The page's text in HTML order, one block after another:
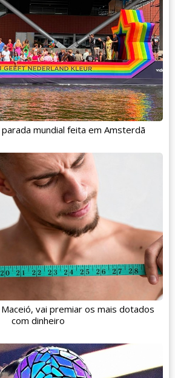
mundial feita em Amsterdã
vai premiar os mais dotados
com dinheiro